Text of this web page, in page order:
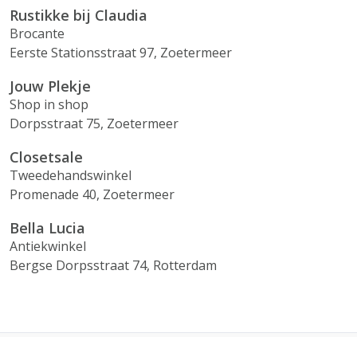
Rustikke bij Claudia
Brocante
Eerste Stationsstraat 97, Zoetermeer
Jouw Plekje
Shop in shop
Dorpsstraat 75, Zoetermeer
Closetsale
Tweedehandswinkel
Promenade 40, Zoetermeer
Bella Lucia
Antiekwinkel
Bergse Dorpsstraat 74, Rotterdam